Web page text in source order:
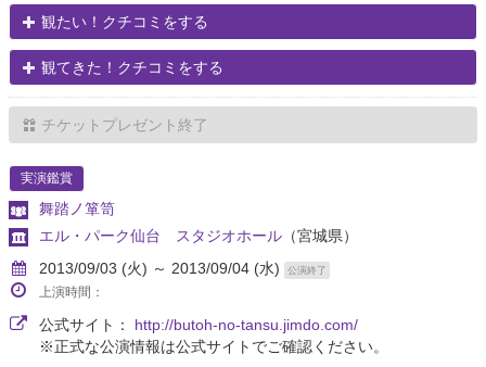
観たい！クチコミをする
観てきた！クチコミをする
チケットプレゼント終了
実演鑑賞
舞踏ノ箪笥
エル・パーク仙台 スタジオホール （宮城県）
2013/09/03 (火) ～ 2013/09/04 (水)
公演終了
上演時間：
公式サイト： http://butoh-no-tansu.jimdo.com/
※正式な公演情報は公式サイトでご確認ください。